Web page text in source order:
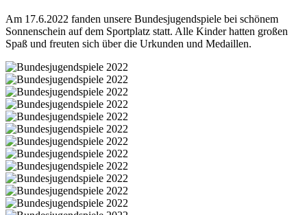
Am 17.6.2022 fanden unsere Bundesjugendspiele bei schönem
Sonnenschein auf dem Sportplatz statt. Alle Kinder hatten großen
Spaß und freuten sich über die Urkunden und Medaillen.